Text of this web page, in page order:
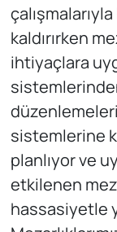
kaldırırken
ihtiyaçlara
sistemlerine
planlıyor ve
etkilenen
hassasiyetle